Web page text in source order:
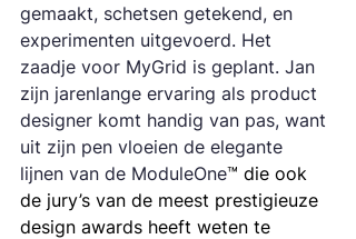
gemaakt, schetsen getekend, en
experimenten uitgevoerd. Het
zaadje voor MyGrid is geplant. Jan
zijn jarenlange ervaring als product
designer komt handig van pas, want
uit zijn pen vloeien de elegante
lijnen van de ModuleOne™ die ook
de jury’s van de meest prestigieuze
design awards heeft weten te